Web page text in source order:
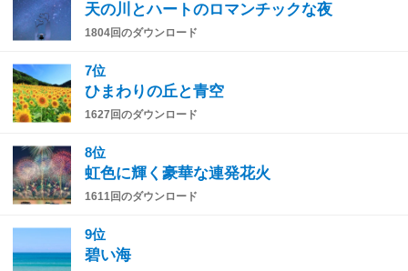
天の川とハートのロマンチックな夜
1804回のダウンロード
7位
ひまわりの丘と青空
1627回のダウンロード
8位
虹色に輝く豪華な連発花火
1611回のダウンロード
9位
碧い海